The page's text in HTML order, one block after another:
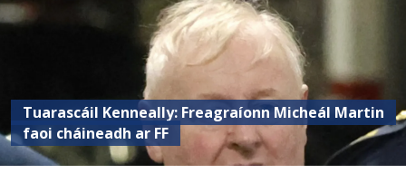
Tuarascáil Kenneally: Freagraíonn Micheál Martin
faoi cháineadh ar FF